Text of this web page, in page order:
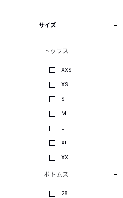
サイズ
トップス
XXS
XS
S
M
L
XL
XXL
ボトムス
28